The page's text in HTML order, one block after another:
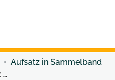
Aufsatz in Sammelband
Rosa Grimm (1875-1955): Als Frau in der Politik und Arbeiterbewegung